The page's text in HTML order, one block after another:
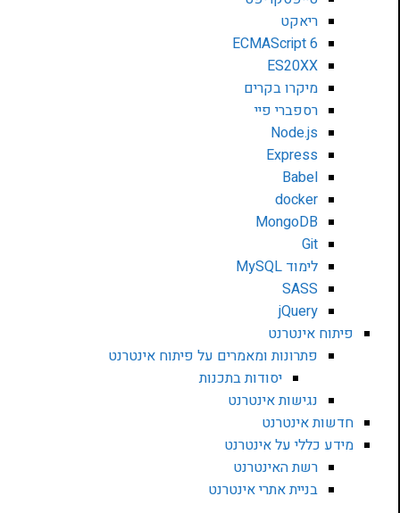
ריאקט
ECMAScript 6
ES20XX
מיקרו בקרים
רספברי פיי
Node.js
Express
Babel
docker
MongoDB
Git
לימוד MySQL
SASS
jQuery
פיתוח אינטרנט
פתרונות ומאמרים על פיתוח אינטרנט
יסודות בתכנות
נגישות אינטרנט
חדשות אינטרנט
מידע כללי על אינטרנט
רשת האינטרנט
בניית אתרי אינטרנט